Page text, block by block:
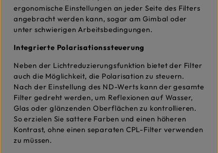
ergonomische Einstellungen an jeder Seite des Filters
angebracht werden kann, sogar am Gimbal oder
unter schwierigen Arbeitsbedingungen.
Integrierte Polarisationssteuerung
Neben der Lichtreduzierungsfunktion bietet der Filter
auch die Möglichkeit, die Polarisation zu steuern.
Nach der Einstellung des ND-Werts kann der gesamte
Filter gedreht werden, um Reflexionen auf Wasser,
Glas oder glänzenden Oberflächen zu kontrollieren.
So erzielen Sie sattere Farben und einen höheren
Kontrast, ohne einen separaten CPL-Filter verwenden
zu müssen.